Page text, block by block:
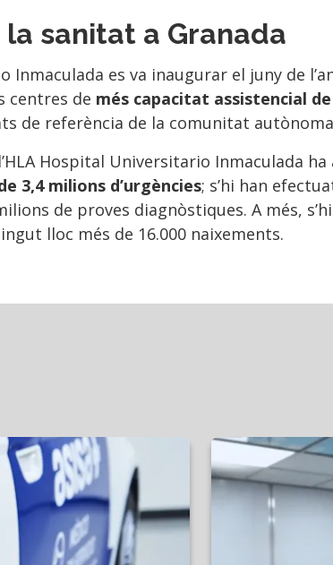
sanitat a Granada
Inmaculada es va inaugurar el juny de
centres de més capacitat assistencial
de referència de la comunitat autònoma
Hospital Universitario Inmaculada ha
3,4 milions d’urgències; s’hi han
de proves diagnòstiques. A més,
lloc més de 16.000 naixements.